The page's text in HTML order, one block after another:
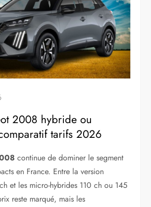
2008 hybride ou
tarifs 2026
continue de dominer le segment
en France. Entre la version
et les micro-hybrides 110 ch ou 145
reste marqué, mais les